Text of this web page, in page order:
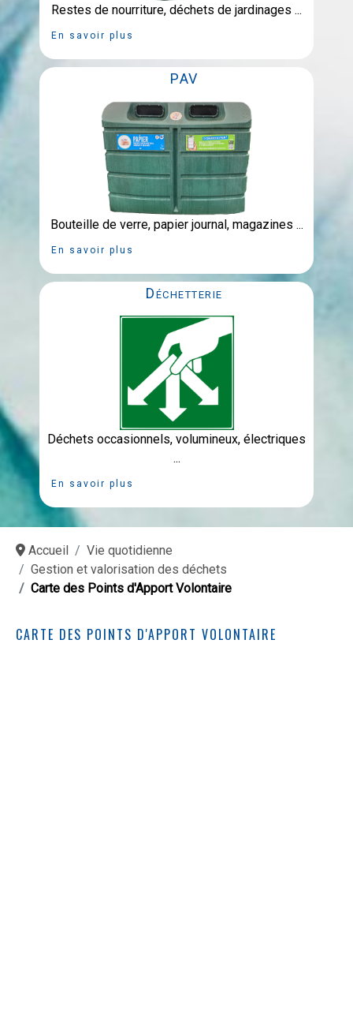
Restes de nourriture, déchets de jardinages ...
En savoir plus
PAV
Bouteille de verre, papier journal, magazines ...
En savoir plus
Déchetterie
Déchets occasionnels, volumineux, électriques
...
En savoir plus
Accueil
Vie quotidienne
Gestion et valorisation des déchets
Carte des Points d'Apport Volontaire
CARTE DES POINTS D'APPORT VOLONTAIRE